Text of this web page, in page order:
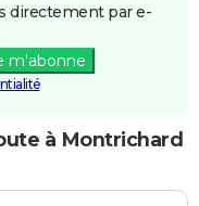
directement par e-
m'abonne
à Montrichard